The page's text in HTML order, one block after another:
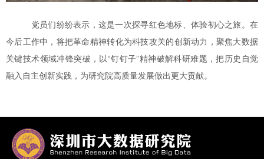
党员们纷纷表示，这是一次探寻红色地标、体验初心之旅。在
今后工作中，将把革命精神转化为科技攻关的创新动力 ，聚焦大数据
关键技术领域冲锋突破，以“钉钉子”精神破解科研难题 ，把历史自觉
融入自主创新实践， 为研究院高质量发展做出更大贡献。